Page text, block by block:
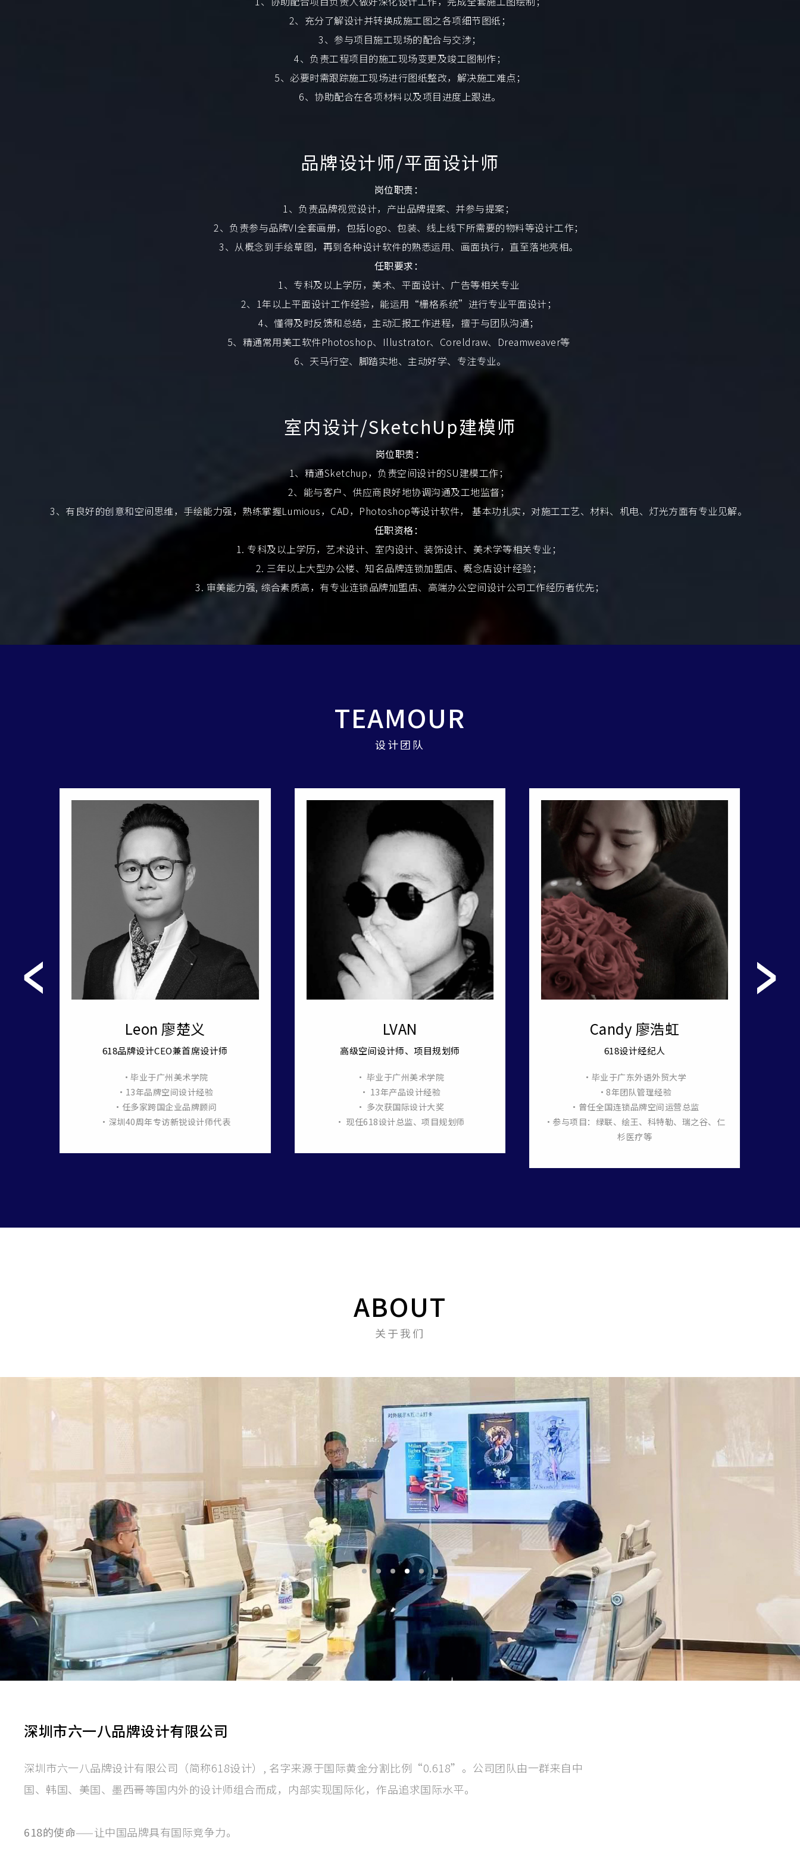
2、充分了解设计并转换成施工图之各项细节图纸；
3、参与项目施工现场的配合与交涉；
4、负责工程项目的施工现场变更及竣工图制作；
5、必要时需跟踪施工现场进行图纸整改，解决施工难点；
6、协助配合在各项材料以及项目进度上跟进。
品牌设计师/平面设计师
岗位职责：
1、负责品牌视觉设计，产出品牌提案、并参与提案；
2、负责参与品牌VI全套画册，包括logo、包装、线上线下所需要的物料等设计工作；
3、从概念到手绘草图，再到各种设计软件的熟悉运用、画面执行，直至落地亮相。
任职要求：
1、专科及以上学历，美术、平面设计、广告等相关专业
2、1年以上平面设计工作经验，能运用“栅格系统”进行专业平面设计；
4、懂得及时反馈和总结，主动汇报工作进程，擅于与团队沟通；
5、精通常用美工软件Photoshop、Illustrator、Coreldraw、Dreamweaver等
6、天马行空、脚踏实地、主动好学、专注专业。
室内设计/SketchUp建模师
岗位职责：
1、精通Sketchup，负责空间设计的SU建模工作；
2、能与客户、供应商良好地协调沟通及工地监督；
3、有良好的创意和空间思维，手绘能力强，熟练掌握Lumious，CAD，Photoshop等设计软件， 基本功扎实，对施工工艺、材料、机电、灯光方面有专业见解。
任职资格：
1. 专科及以上学历，艺术设计、室内设计、装饰设计、美术学等相关专业；
2. 三年以上大型办公楼、知名品牌连锁加盟店、概念店设计经验；
3. 审美能力强, 综合素质高，有专业连锁品牌加盟店、高端办公空间设计公司工作经历者优先；
TEAMOUR
设计团队
Leon 廖楚义
618品牌设计CEO兼首席设计师
•毕业于广州美术学院
•13年品牌空间设计经验
•任多家跨国企业品牌顾问
•深圳40周年专访新锐设计师代表
LVAN
高级空间设计师、项目规划师
• 毕业于广州美术学院
• 13年产品设计经验
• 多次获国际设计大奖
• 现任618设计总监、项目规划师
Candy 廖浩虹
618设计经纪人
•毕业于广东外语外贸大学
•8年团队管理经验
•曾任全国连锁品牌空间运营总监
•参与项目：绿联、绘王、科特勒、瑞之谷、仁
杉医疗等
ABOUT
关于我们
深圳市六一八品牌设计有限公司
深圳市六一八品牌设计有限公司（简称618设计）, 名字来源于国际黄金分割比例“0.618”。公司团队由一群来自中
国、韩国、美国、墨西哥等国内外的设计师组合而成，内部实现国际化，作品追求国际水平。
618的使命——让中国品牌具有国际竞争力。